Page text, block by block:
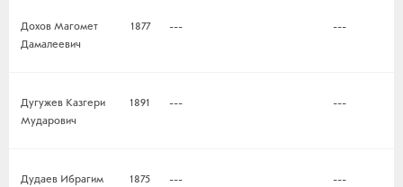
Дохов Магомет
Дамалеевич
1877 --- ---
Дугужев Казгери
Мударович
1891 --- ---
Дудаев Ибрагим
1875 --- ---